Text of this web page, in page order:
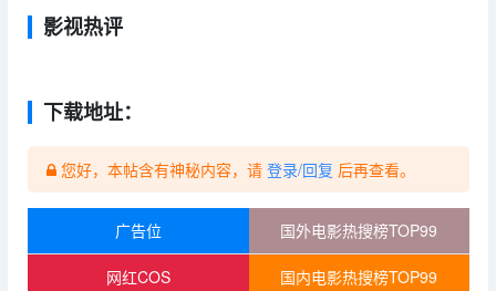
影视热评
下载地址：
您好，本帖含有神秘内容，请 登录/回复 后再查看。
广告位 国外电影热搜榜TOP99
网红COS 国内电影热搜榜TOP99